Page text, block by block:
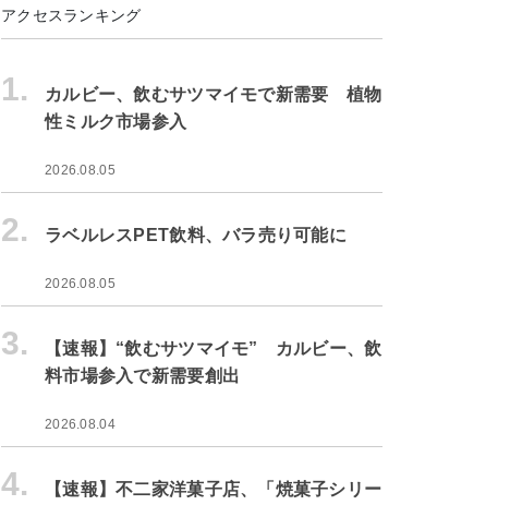
アクセスランキング
1.
カルビー、飲むサツマイモで新需要 植物
性ミルク市場参入
2026.08.05
2. ラベルレスPET飲料、バラ売り可能に
2026.08.05
3.
【速報】“飲むサツマイモ” カルビー、飲
料市場参入で新需要創出
2026.08.04
4.
【速報】不二家洋菓子店、「焼菓子シリー